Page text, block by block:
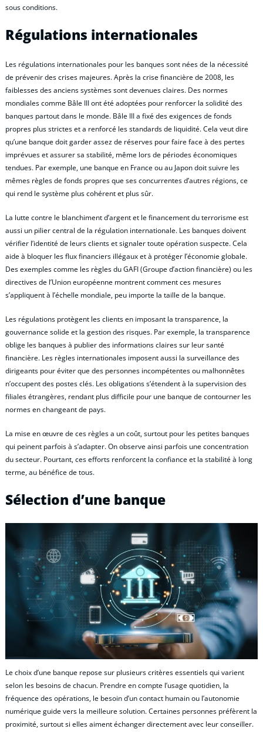
sous conditions.
Régulations internationales
Les régulations internationales pour les banques sont nées de la nécessité
de prévenir des crises majeures. Après la crise financière de 2008, les
faiblesses des anciens systèmes sont devenues claires. Des normes
mondiales comme Bâle III ont été adoptées pour renforcer la solidité des
banques partout dans le monde. Bâle III a fixé des exigences de fonds
propres plus strictes et a renforcé les standards de liquidité. Cela veut dire
qu’une banque doit garder assez de réserves pour faire face à des pertes
imprévues et assurer sa stabilité, même lors de périodes économiques
tendues. Par exemple, une banque en France ou au Japon doit suivre les
mêmes règles de fonds propres que ses concurrentes d’autres régions, ce
qui rend le système plus cohérent et plus sûr.
La lutte contre le blanchiment d’argent et le financement du terrorisme est
aussi un pilier central de la régulation internationale. Les banques doivent
vérifier l’identité de leurs clients et signaler toute opération suspecte. Cela
aide à bloquer les flux financiers illégaux et à protéger l’économie globale.
Des exemples comme les règles du GAFI (Groupe d’action financière) ou les
directives de l’Union européenne montrent comment ces mesures
s’appliquent à l’échelle mondiale, peu importe la taille de la banque.
Les régulations protègent les clients en imposant la transparence, la
gouvernance solide et la gestion des risques. Par exemple, la transparence
oblige les banques à publier des informations claires sur leur santé
financière. Les règles internationales imposent aussi la surveillance des
dirigeants pour éviter que des personnes incompétentes ou malhonnêtes
n’occupent des postes clés. Les obligations s’étendent à la supervision des
filiales étrangères, rendant plus difficile pour une banque de contourner les
normes en changeant de pays.
La mise en œuvre de ces règles a un coût, surtout pour les petites banques
qui peinent parfois à s’adapter. On observe ainsi parfois une concentration
du secteur. Pourtant, ces efforts renforcent la confiance et la stabilité à long
terme, au bénéfice de tous.
Sélection d’une banque
Le choix d’une banque repose sur plusieurs critères essentiels qui varient
selon les besoins de chacun. Prendre en compte l’usage quotidien, la
fréquence des opérations, le besoin d’un contact humain ou l’autonomie
numérique guide vers la meilleure solution. Certaines personnes préfèrent la
proximité, surtout si elles aiment échanger directement avec leur conseiller.